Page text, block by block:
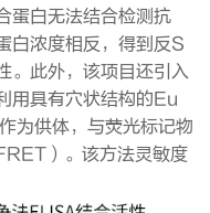
蛋白无法结合检测抗
白浓度相反，得到反S
。此外，该项目还引入
用具有穴状结构的Eu
为供体，与荧光标记物
）。该方法灵敏度